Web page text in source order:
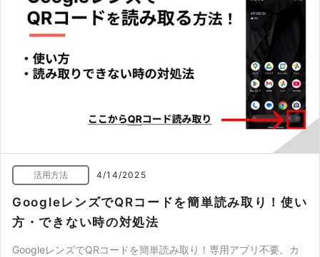
活用方法 4/14/2025
GoogleレンズでQRコードを簡単読み取り！使い
方・できない時の対処法
GoogleレンズでQRコードを簡単読み取り！専用アプリ不要。カ